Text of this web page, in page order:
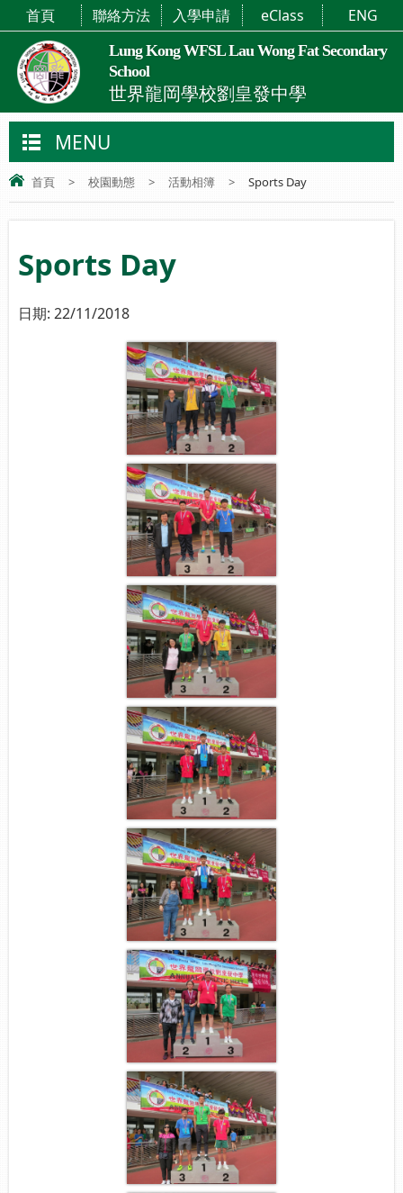
Lung Kong WFSL Lau Wong Fat Secondary
School
世界龍岡學校劉皇發中學
首頁 聯絡方法 入學申請 eClass ENG
MENU
首頁 > 校園動態 > 活動相簿 > Sports Day
Sports Day
日期: 22/11/2018